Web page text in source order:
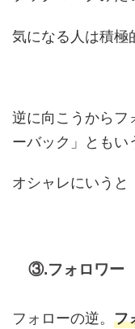
気になる人は積極
逆に向こうからフ
ーバック」ともい
オシャレにいうと
③.フォロワー
フォローの逆。 フ